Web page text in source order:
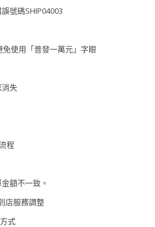
號碼SHIP04003
使用「普發一萬元」字眼
失
程
額不一致。
店服務調整
式